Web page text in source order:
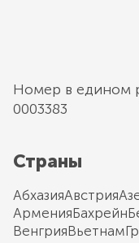
Номер в едином
0003383
Страны
АбхазияАвстрия
АрменияБахрейн
ВенгрияВьетнам